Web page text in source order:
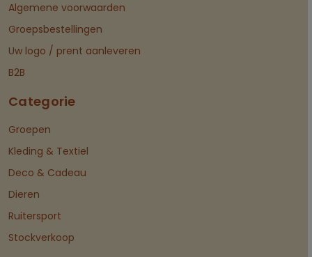
Algemene voorwaarden
Groepsbestellingen
Uw logo / prent aanleveren
B2B
Categorie
Groepen
Kleding & Textiel
Deco & Cadeau
Dieren
Ruitersport
Stockverkoop